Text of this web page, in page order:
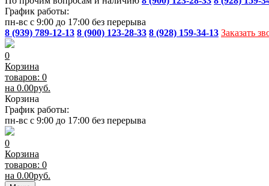
График работы:
пн-вс с 9:00 до 17:00 без перерыва
8 (939) 789-12-13 8 (900) 123-28-33 8 (928) 159-34-13 Заказать
0
Корзина
товаров: 0
на 0.00руб.
Корзина
График работы:
пн-вс с 9:00 до 17:00 без перерыва
0
Корзина
товаров: 0
на 0.00руб.